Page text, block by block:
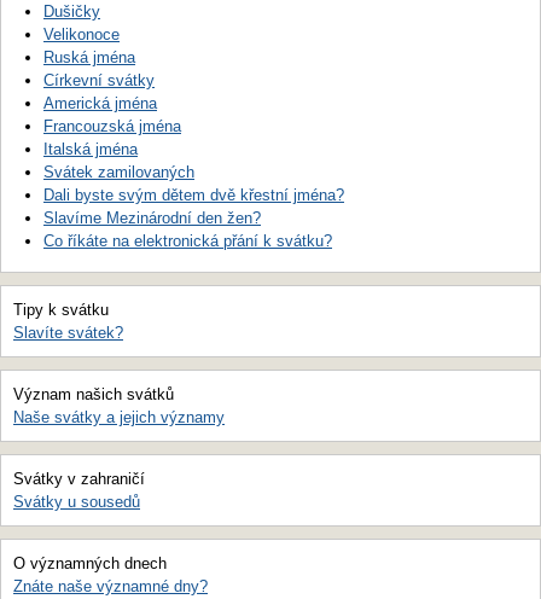
Dušičky
Velikonoce
Ruská jména
Církevní svátky
Americká jména
Francouzská jména
Italská jména
Svátek zamilovaných
Dali byste svým dětem dvě křestní jména?
Slavíme Mezinárodní den žen?
Co říkáte na elektronická přání k svátku?
Tipy k svátku
Slavíte svátek?
Význam našich svátků
Naše svátky a jejich významy
Svátky v zahraničí
Svátky u sousedů
O významných dnech
Znáte naše významné dny?